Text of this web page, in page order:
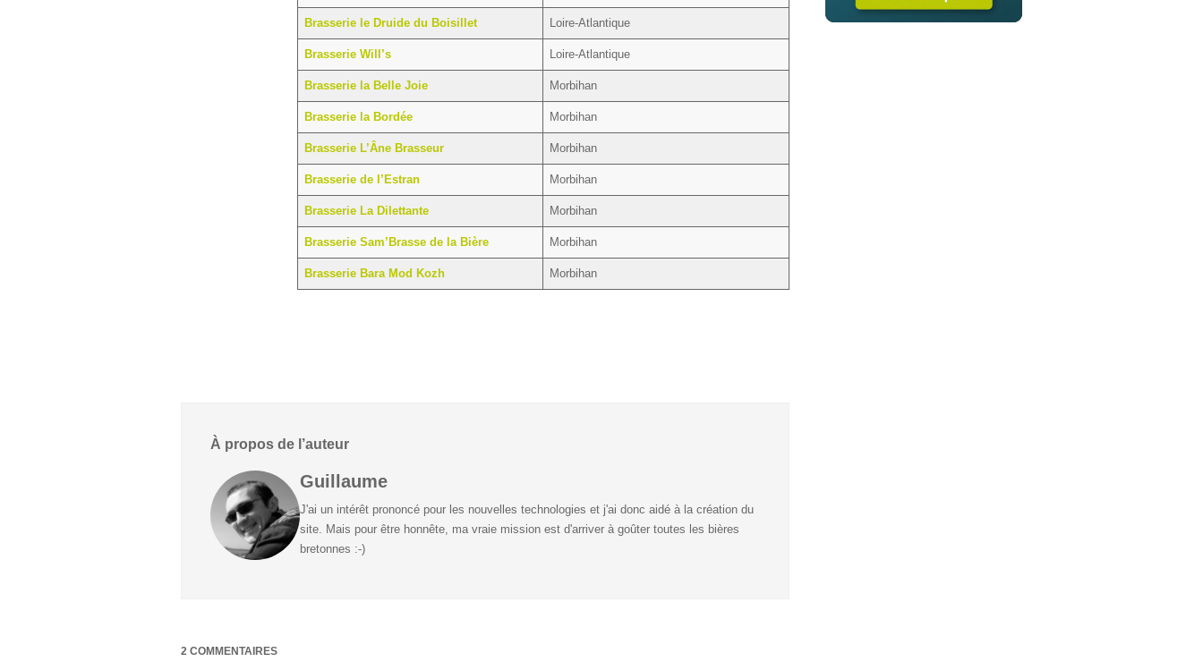
Brasserie le Druide du Boisillet Loire-Atlantique
Brasserie Will’s Loire-Atlantique
Brasserie la Belle Joie Morbihan
Brasserie la Bordée Morbihan
Brasserie L’Âne Brasseur Morbihan
Brasserie de l’Estran Morbihan
Brasserie La Dilettante Morbihan
Brasserie Sam’Brasse de la Bière Morbihan
Brasserie Bara Mod Kozh Morbihan
À propos de l’auteur
Guillaume
J'ai un intérêt prononcé pour les nouvelles technologies et j'ai donc aidé à la création du
site. Mais pour être honnête, ma vraie mission est d'arriver à goûter toutes les bières
bretonnes :-)
2 COMMENTAIRES